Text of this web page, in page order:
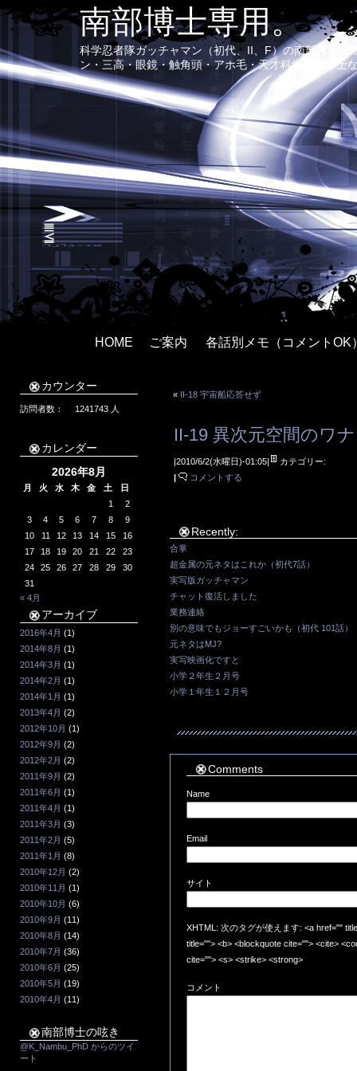
南部博士専用。
科学忍者隊ガッチャマン（初代、II、F）の南部博士
ン・三高・眼鏡・触角頭・アホ毛・天才科学者で紳士
HOME ご案内 各話別メモ（コメントOK
カウンター
訪問者数： 1241743人
カレンダー
2026年8月
月 火 水 木 金 土
日
1
2
3
4 5 6 7 8
9
10
11 12 13 14 15
16
17
18 19 20 21 22
23
24
25 26 27 28 29
30
31
« 4月
アーカイブ
2016年4月 (1)
2014年8月 (1)
2014年3月 (1)
2014年2月 (1)
2014年1月 (1)
2013年4月 (2)
2012年10月 (1)
2012年9月 (2)
2012年2月 (2)
2011年9月 (2)
2011年6月 (1)
2011年4月 (1)
2011年3月 (3)
2011年2月 (5)
2011年1月 (8)
2010年12月 (2)
2010年11月 (1)
2010年10月 (6)
2010年9月 (11)
2010年8月 (14)
2010年7月 (36)
2010年6月 (25)
2010年5月 (19)
2010年4月 (11)
南部博士の呟き
@K_Nambu_PhD からのツイ
ート
« II-18 宇宙船応答せず
II-19 異次元空間のワナ
|2010/6/2(水曜日)-01:05|
カテゴリー:
|
コメントする
Recently:
合掌
超金属の元ネタはこれか（初代7話）
実写版ガッチャマン
チャット復活しました
業務連絡
別の意味でもジョーすごいかも（初代 101話）
元ネタはMJ?
実写映画化ですと
小学２年生２月号
小学１年生１２月号
Comments
Name
Email
サイト
XHTML: 次のタグが使えます: <a href=""
title=""> <b> <blockquote cite=""> <cite>
cite=""> <s> <strike> <strong>
コメント